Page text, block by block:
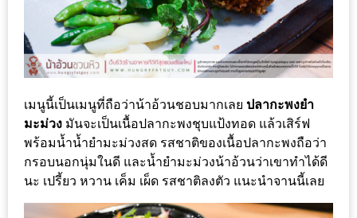
โม
ชั่
นวัน
แม่
แห่ง
ชาติ
2557
ร้าน
หมู
เมนูนี้เป็นเมนูที่ถือว่าน้าอ้วนชอบมากเลย ปลากะพงยำ
มะม่วง มันจะเป็นเนื้อปลากะพงชุบแป้งทอด แล้วเสิร์ฟ
พร้อมน้ำน้ำยำมะม่วงสด รสชาติของเนื้อปลากะพงถือว่า
กรอบนอกนุ่มในดี และน้ำยำมะม่วงน้าอ้วนว่าเขาทำได้ดี
นะ เปรี้ยว หวาน เค็ม เผ็ด รสชาติลงตัว แนะนำจานนี้เลย